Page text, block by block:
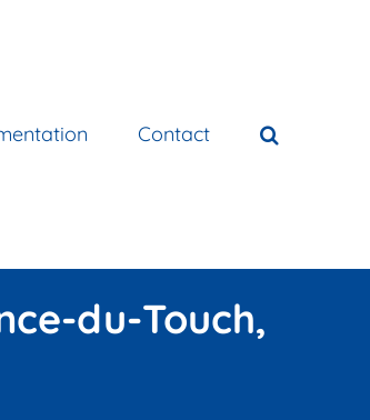
Contact
du-Touch,